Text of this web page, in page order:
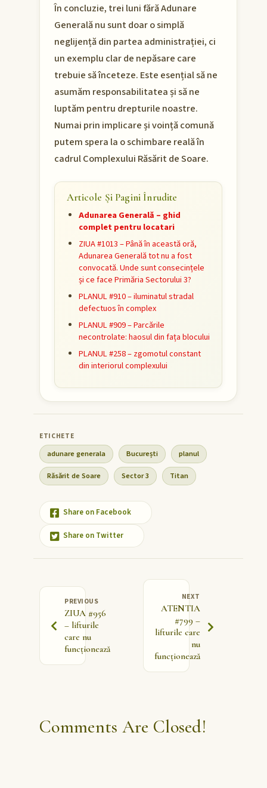
În concluzie, trei luni fără Adunare
Generală nu sunt doar o simplă
neglijență din partea administrației, ci
un exemplu clar de nepăsare care
trebuie să înceteze. Este esențial să ne
asumăm responsabilitatea și să ne
luptăm pentru drepturile noastre.
Numai prin implicare și voință comună
putem spera la o schimbare reală în
cadrul Complexului Răsărit de Soare.
Articole Și Pagini Înrudite
Adunarea Generală – ghid
complet pentru locatari
ZIUA #1013 – Până în această oră,
Adunarea Generală tot nu a fost
convocată. Unde sunt consecințele
și ce face Primăria Sectorului 3?
PLANUL #910 – iluminatul stradal
defectuos în complex
PLANUL #909 – Parcările
necontrolate: haosul din fața blocului
PLANUL #258 – zgomotul constant
din interiorul complexului
adunare generala București planul
Răsărit de Soare Sector 3 Titan
Share on Facebook
Share on Twitter
PREVIOUS
ZIUA #956
– lifturile
care nu
funcționează
NEXT
ATENTIA
#799 –
lifturile care
nu
funcționează
Comments Are Closed!